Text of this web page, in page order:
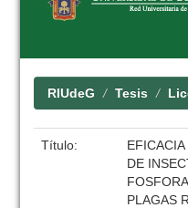
RIUdeG Tesis
Título:
DE
PLAGAS